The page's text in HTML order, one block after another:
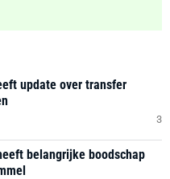
update over transfer
3
belangrijke boodschap